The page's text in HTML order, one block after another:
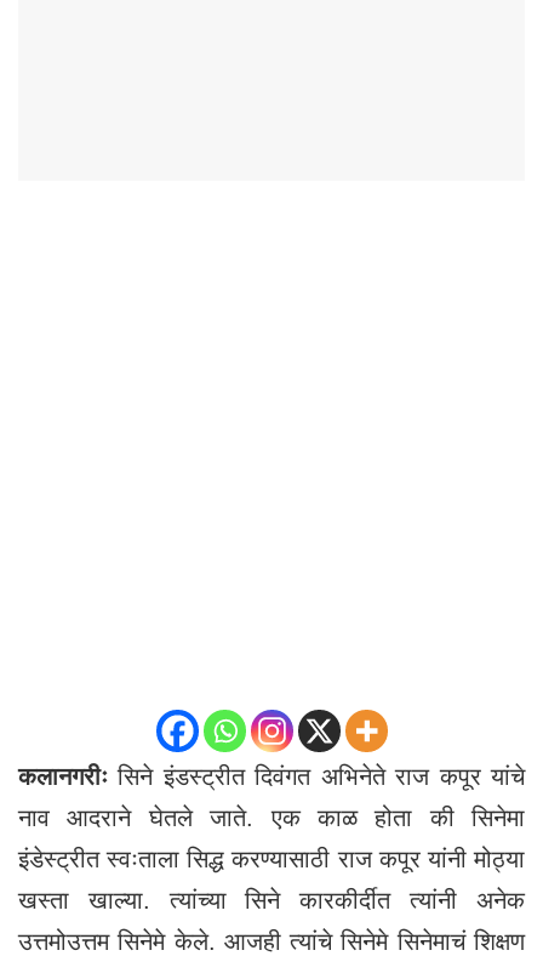
कलानगरीः सिने इंडस्ट्रीत दिवंगत अभिनेते राज कपूर यांचे
नाव आदराने घेतले जाते. एक काळ होता की सिनेमा
इंडेस्ट्रीत स्वःताला सिद्ध करण्यासाठी राज कपूर यांनी मोठ्या
खस्ता खाल्या. त्यांच्या सिने कारकीर्दीत त्यांनी अनेक
उत्तमोउत्तम सिनेमे केले. आजही त्यांचे सिनेमे सिनेमाचं शिक्षण